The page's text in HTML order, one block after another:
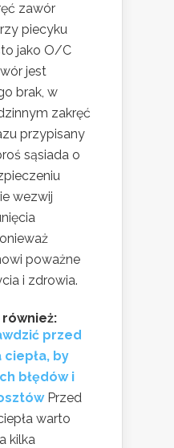
zawór
piecyku
jako O/C
jest
brak, w
zakręć
przypisany
sąsiada o
wezwij
poważne
i zdrowia.
przed
ciepła, by
błędów i
Przed
warto
kilka